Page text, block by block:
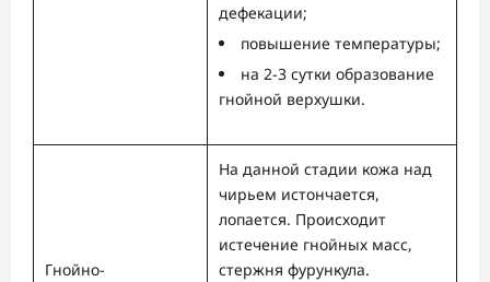
дефекации;
повышение температуры;
на 2-3 сутки образование
гнойной верхушки.
Гнойно-
На данной стадии кожа над
чирьем истончается,
лопается. Происходит
истечение гнойных масс,
стержня фурункула.